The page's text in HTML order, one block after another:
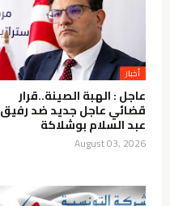
أخبار
عاجل : الهبة الصينة..قرار
قضائي عاجل جديد ضد رفيق
عبد السلام بوشلاكة
August 03, 2026